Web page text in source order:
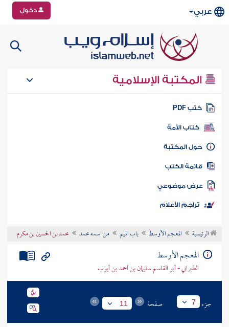
عربي دخول
المكتبة الإسلامية
كتب PDF
كتاب الأمة
المكتبة
الكتب
موضوعي
تراجم الأعلام
الرئيسية المعجم الأوسط باب الميم من اسمه محمد محمد بن الحسين بن مكرم
المعجم الأوسط
الطبراني - أبو القاسم سليمان بن أحمد بن أيوب
جزء 7 صفحة 11